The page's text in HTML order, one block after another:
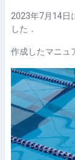
2023年7月14日
した．
作成したマニュ